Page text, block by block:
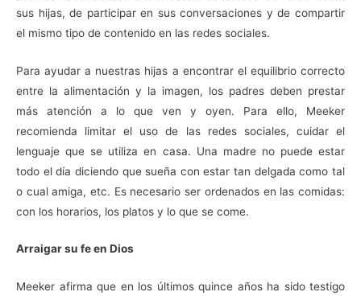
sus hijas, de participar en sus conversaciones y de compartir
el mismo tipo de contenido en las redes sociales.
Para ayudar a nuestras hijas a encontrar el equilibrio correcto
entre la alimentación y la imagen, los padres deben prestar
más atención a lo que ven y oyen. Para ello, Meeker
recomienda limitar el uso de las redes sociales, cuidar el
lenguaje que se utiliza en casa. Una madre no puede estar
todo el día diciendo que sueña con estar tan delgada como tal
o cual amiga, etc. Es necesario ser ordenados en las comidas:
con los horarios, los platos y lo que se come.
Arraigar su fe en Dios
Meeker afirma que en los últimos quince años ha sido testigo